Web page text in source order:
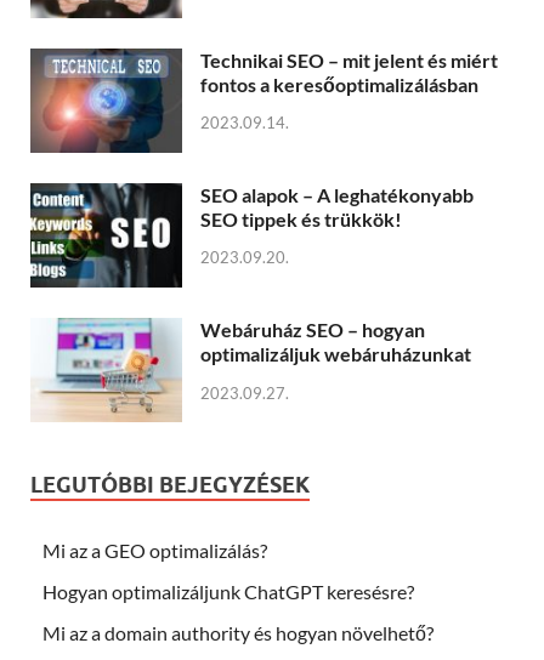
Technikai SEO – mit jelent és miért
fontos a keresőoptimalizálásban
2023.09.14.
SEO alapok – A leghatékonyabb
SEO tippek és trükkök!
2023.09.20.
Webáruház SEO – hogyan
optimalizáljuk webáruházunkat
2023.09.27.
LEGUTÓBBI BEJEGYZÉSEK
Mi az a GEO optimalizálás?
Hogyan optimalizáljunk ChatGPT keresésre?
Mi az a domain authority és hogyan növelhető?